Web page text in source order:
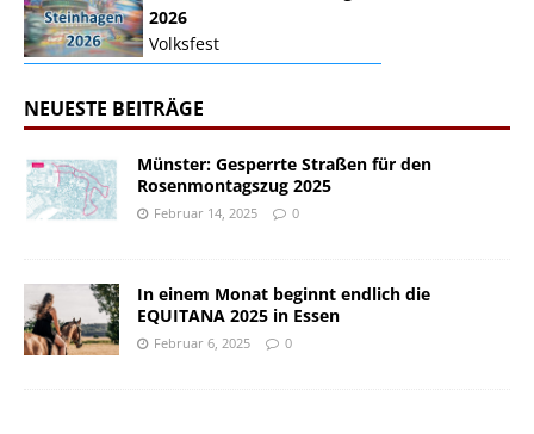
2026
Volksfest
NEUESTE BEITRÄGE
Münster: Gesperrte Straßen für den
Rosenmontagszug 2025
Februar 14, 2025 0
In einem Monat beginnt endlich die
EQUITANA 2025 in Essen
Februar 6, 2025 0